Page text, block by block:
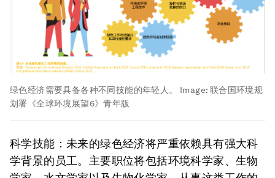
绿色经济需要具备各种不同技能的年轻人。 Image: 联合国环境规
划署《全球环境展望6》青年版
科学技能 ：未来的绿色经济将严重依赖具有强大科
学背景的员工。主要职位将包括环境科学家、生物